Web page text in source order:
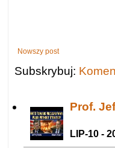
Nowszy post
Subskrybuj:
Prof.
LIP-10 -